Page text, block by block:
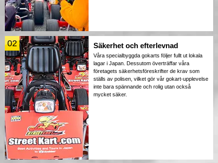
02 Säkerhet och efterlevnad
Våra specialbyggda gokarts följer fullt ut lokala
lagar i Japan. Dessutom överträffar våra
företagets säkerhetsföreskrifter de krav som
ställs av polisen, vilket gör vår gokart-upplevelse
inte bara spännande och rolig utan också
mycket säker.